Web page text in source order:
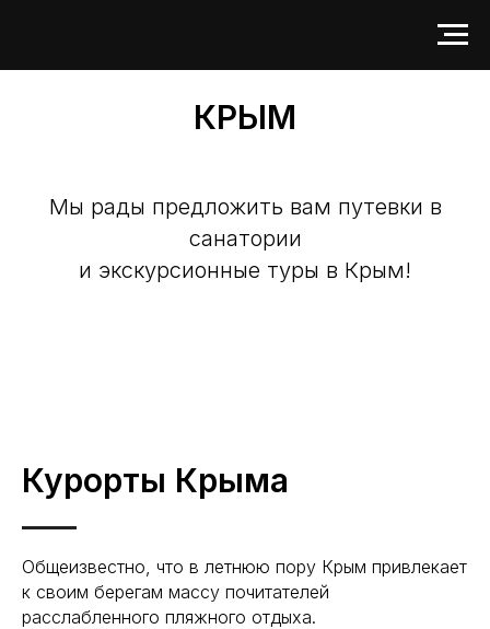
КРЫМ
Мы рады предложить вам путевки в
санатории
и экскурсионные туры в Крым!
Курорты Крыма
Общеизвестно, что в летнюю пору Крым привлекает
к своим берегам массу почитателей
расслабленного пляжного отдыха.